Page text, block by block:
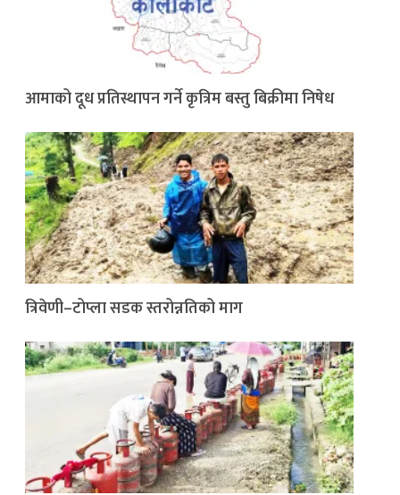
आमाको दूध प्रतिस्थापन गर्ने कृत्रिम बस्तु बिक्रीमा निषेध
त्रिवेणी–टोप्ला सडक स्तरोन्नतिको माग